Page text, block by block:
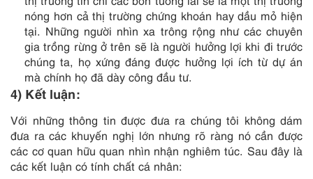
nóng hơn cả thị trường chứng khoán hay dầu mỏ hiện
tại. Những người nhìn xa trông rộng như các chuyên
gia trồng rừng ở trên sẽ là người hưởng lợi khi đi trước
chúng ta, họ xứng đáng được hưởng lợi ích từ dự án
mà chính họ đã dày công đầu tư.
4) Kết luận:
Với những thông tin được đưa ra chúng tôi không dám
đưa ra các khuyến nghị lớn nhưng rõ ràng nó cần được
các cơ quan hữu quan nhìn nhận nghiêm túc. Sau đây là
các kết luận có tính chất cá nhân: